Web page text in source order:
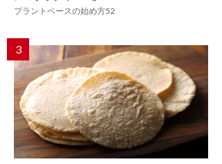
プラントベースの始め方52
3